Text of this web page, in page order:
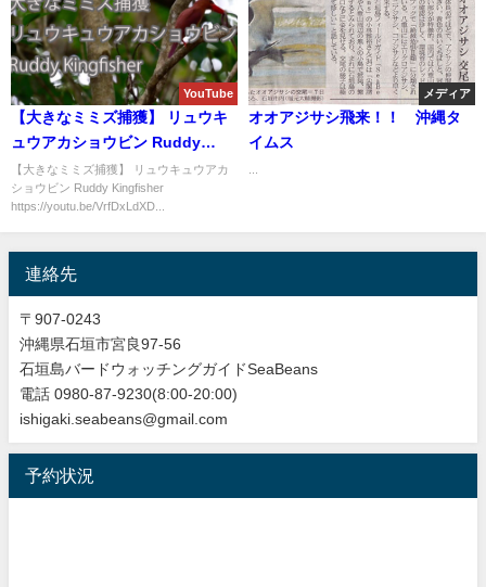
YouTube
【大きなミミズ捕獲】 リュウキ
ュウアカショウビン Ruddy
Kingfisher
【大きなミミズ捕獲】 リュウキュウアカ
ショウビン Ruddy Kingfisher
https://youtu.be/VrfDxLdXD...
メディア
オオアジサシ飛来！！ 沖縄タ
イムス
連絡先
〒907-0243
沖縄県石垣市宮良97-56
石垣島バードウォッチングガイドSeaBeans
電話 0980-87-9230(8:00-20:00)
ishigaki.seabeans@gmail.com
予約状況